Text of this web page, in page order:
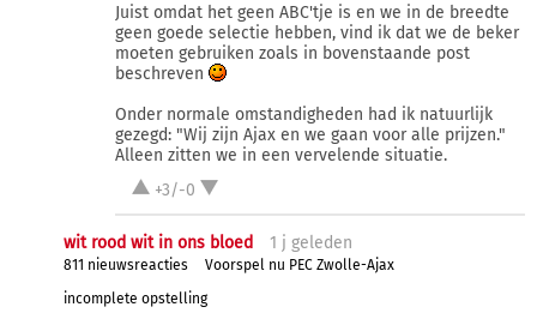
Juist omdat het geen ABC'tje is en we in de breedte
geen goede selectie hebben, vind ik dat we de beker
moeten gebruiken zoals in bovenstaande post
beschreven
Onder normale omstandigheden had ik natuurlijk
gezegd: "Wij zijn Ajax en we gaan voor alle prijzen."
Alleen zitten we in een vervelende situatie.
+3/-0
wit rood wit in ons bloed 1 j geleden
811 nieuwsreacties
Voorspel nu PEC Zwolle-Ajax
incomplete opstelling